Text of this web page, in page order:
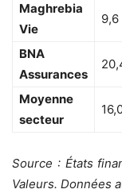
Maghrebia
Vie
9,6
BNA
Assurances
Moyenne
secteur
Source : États
Valeurs. Données